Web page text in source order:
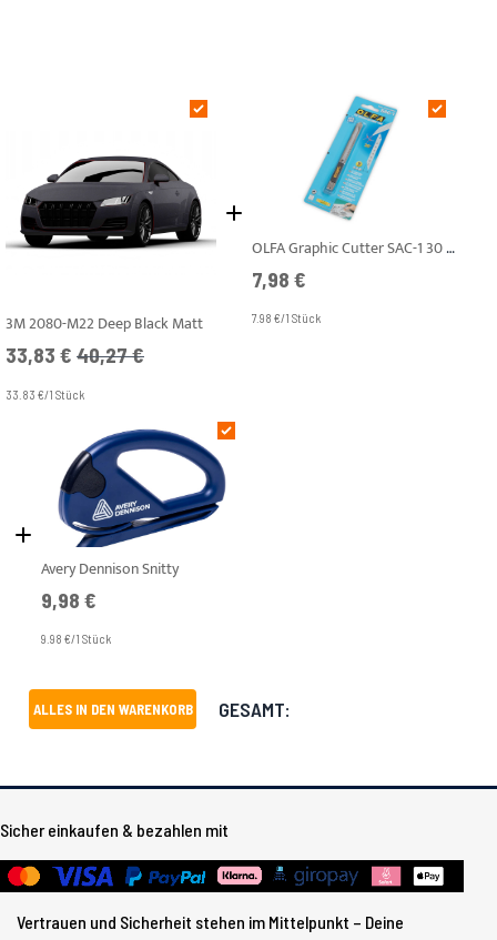
3M 2080-M22 Deep Black Matt
Angebotspreis
33,83 € UVP
40,27 €
33.83 €/1 Stück
OLFA Graphic Cutter SAC-1 30 Grad
7,98 €
7.98 €/1 Stück
Avery Dennison Snitty
9,98 €
9.98 €/1 Stück
ALLES IN DEN WARENKORB GESAMT:
Sicher einkaufen & bezahlen mit
Vertrauen und Sicherheit stehen im Mittelpunkt – Deine